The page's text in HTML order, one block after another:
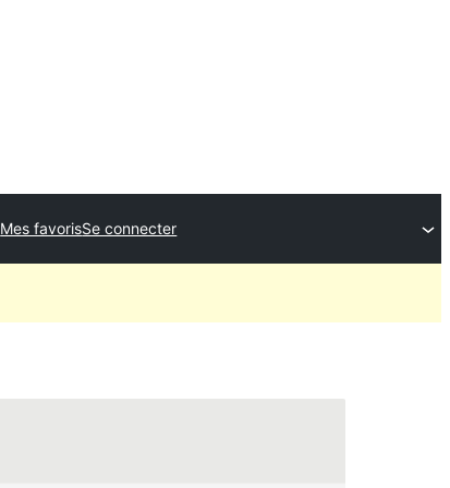
Mes favorisSe connecter